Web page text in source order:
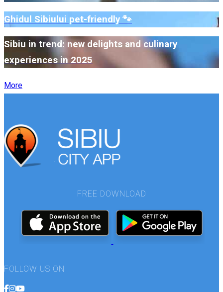
Ghidul Sibiului pet-friendly 🐾
Sibiu in trend: new delights and culinary
experiences in 2025
More
FREE DOWNLOAD
FOLLOW US ON